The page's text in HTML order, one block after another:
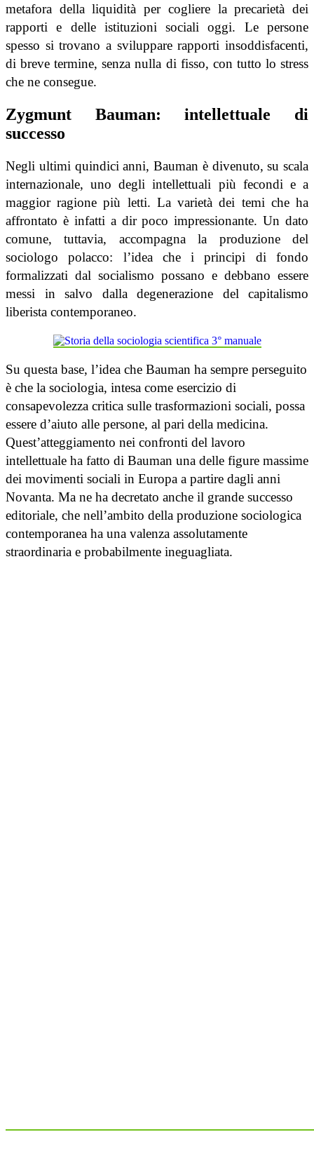
metafora della liquidità per cogliere la precarietà dei
rapporti e delle istituzioni sociali oggi. Le persone
spesso si trovano a sviluppare rapporti insoddisfacenti,
di breve termine, senza nulla di fisso, con tutto lo stress
che ne consegue.
Zygmunt Bauman: intellettuale di
successo
Negli ultimi quindici anni, Bauman è divenuto, su scala
internazionale, uno degli intellettuali più fecondi e a
maggior ragione più letti. La varietà dei temi che ha
affrontato è infatti a dir poco impressionante. Un dato
comune, tuttavia, accompagna la produzione del
sociologo polacco: l’idea che i principi di fondo
formalizzati dal socialismo possano e debbano essere
messi in salvo dalla degenerazione del capitalismo
liberista contemporaneo.
Su questa base, l’idea che Bauman ha sempre perseguito
è che la sociologia, intesa come esercizio di
consapevolezza critica sulle trasformazioni sociali, possa
essere d’aiuto alle persone, al pari della medicina.
Quest’atteggiamento nei confronti del lavoro
intellettuale ha fatto di Bauman una delle figure massime
dei movimenti sociali in Europa a partire dagli anni
Novanta. Ma ne ha decretato anche il grande successo
editoriale, che nell’ambito della produzione sociologica
contemporanea ha una valenza assolutamente
straordinaria e probabilmente ineguagliata.